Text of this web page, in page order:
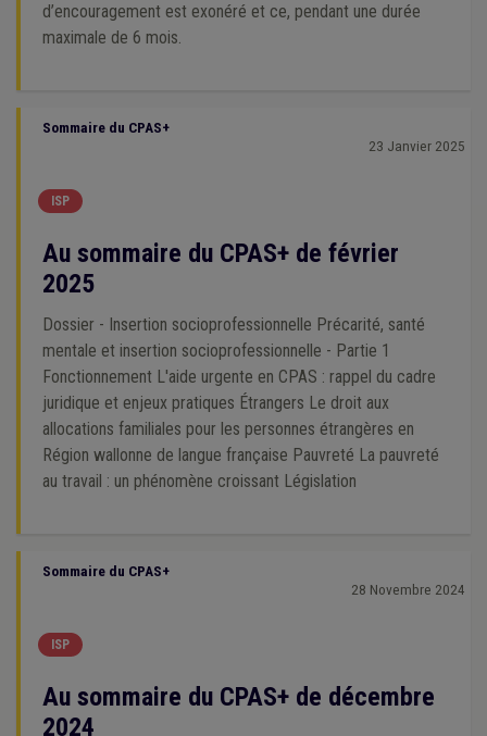
d’encouragement est exonéré et ce, pendant une durée
maximale de 6 mois.
Sommaire du CPAS+
23 Janvier 2025
ISP
Au sommaire du CPAS+ de février
2025
Dossier - Insertion socioprofessionnelle Précarité, santé
mentale et insertion socioprofessionnelle - Partie 1
Fonctionnement L'aide urgente en CPAS : rappel du cadre
juridique et enjeux pratiques Étrangers Le droit aux
allocations familiales pour les personnes étrangères en
Région wallonne de langue française Pauvreté La pauvreté
au travail : un phénomène croissant Législation
Sommaire du CPAS+
28 Novembre 2024
ISP
Au sommaire du CPAS+ de décembre
2024